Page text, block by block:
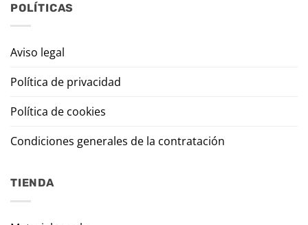
POLÍTICAS
Aviso legal
Política de privacidad
Política de cookies
Condiciones generales de la contratación
TIENDA